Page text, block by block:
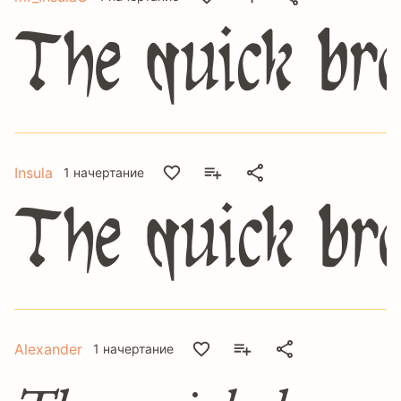
The quick
Insula 1 начертание
The quick
Alexander 1 начертание